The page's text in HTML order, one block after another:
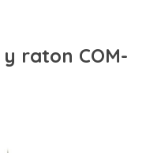
raton COM-